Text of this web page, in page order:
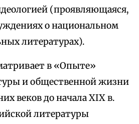
(проявляющаяся,
о национальном
литературах).
в «Опыте»
и общественной жизни
веков до начала XIX в.
литературы